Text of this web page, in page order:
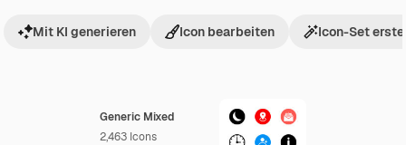
Generic Mixed
2,463 Icons
Mit KI generieren Icon bearbeiten Icon-Set